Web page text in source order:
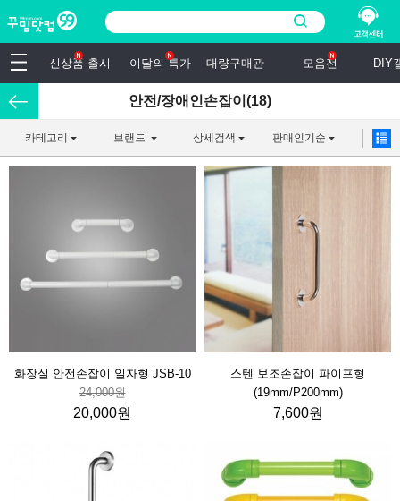
신상품 출시 이달의 특가 대량구매관 모음전 DIY
안전/장애인손잡이(18)
카테고리 브랜드 상세검색 판매인기순
화장실 안전손잡이 일자형 JSB-10
24,000원
20,000원
스텐 보조손잡이 파이프형
(19mm/P200mm)
7,600원